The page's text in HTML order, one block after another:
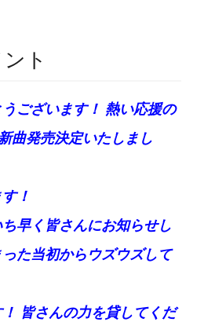
ト
ございます！ 熱い応援の
曲発売決定いたしまし
！
早く皆さんにお知らせし
た当初からウズウズして
皆さんの力を貸してくだ